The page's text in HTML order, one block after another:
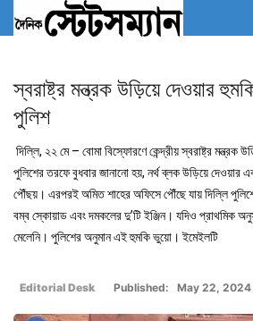
স্বরাষ্ট্র মন্ত্রক উড়িয়ে দেওয়ার
পুলিশ
দিল্লি, ২২ মে – বোমা বিস্ফোরণে কেন্দ্রীয় স্বরাষ্ট্র মন্ত্রক
পুলিশের তরফে বুধবার জানানো হয়, নর্থ ব্লক উড়িয়ে দেওয়ার
পৌঁছয়। এরপরই অমিত শাহের অফিসে পৌঁছে যায় দিল্লি
বম্ব স্কোয়াড এবং দমকলের দু’টি ইঞ্জিন। যদিও প্রাথমিক
মেলেনি। পুলিশের অনুমান এই হুমকি ভুয়ো। ইমেইলটি
Editorial Desk Published: May 22, 2024